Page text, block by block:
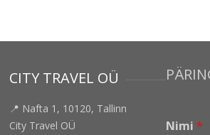
CITY TRAVEL OÜ
📍 Nafta 1, 10120, Tallinn
City Travel OÜ
Nimi *